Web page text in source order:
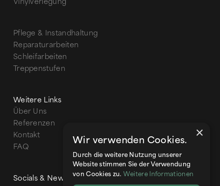
Vinylverlegung
Pflege & Instandhaltung
Reparaturarbeiten
Schleifarbeiten
Treppenstufen
Weitere Links
Über Uns
Referenzen
Kontakt
FAQ
Socials & News
×
Wir verwenden Cookies.
Durch die weitere Nutzung unserer
Website stimmen Sie der Verwendung
von Cookies zu. Weitere Informationen